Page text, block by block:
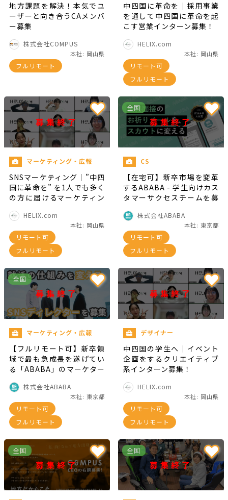
地方課題を解決！本気でユ
ーザーと向き合うCAメンバ
ー募集
株式会社COMPUS
本社: 岡山県
フルリモート
中四国に革命を｜採用事業
を通して中四国に革命を起
こす営業インターン募集！
HELIX.com
本社: 岡山県
リモート可
フルリモート
募集終了
マーケティング・広報
SNSマーケティング｜”中四
国に革命を” を1人でも多く
の方に届けるマーケティン
HELIX.com
本社: 岡山県
リモート可
フルリモート
全国
募集終了
CS
【在宅可】新卒市場を変革
するABABA - 学生向けカス
タマーサクセスチームを募
株式会社ABABA
本社: 東京都
リモート可
フルリモート
全国
募集終了
マーケティング・広報
【フルリモート可】新卒領
域で最も急成長を遂げてい
る「ABABA」のマーケター
株式会社ABABA
本社: 東京都
リモート可
フルリモート
募集終了
デザイナー
中四国の学生へ｜イベント
企画をするクリエイティブ
系インターン募集！
HELIX.com
本社: 岡山県
リモート可
フルリモート
全国
募集終了
全国
募集終了